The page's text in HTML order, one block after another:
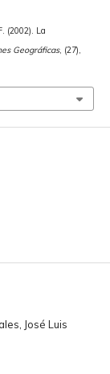
(2002). La
Geográficas, (27),
José Luis